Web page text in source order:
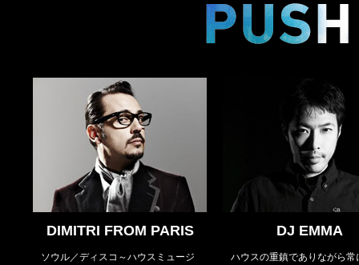
DIMITRI FROM PARIS
ソウル／ディスコ～ハウスミュージ
DJ EMMA
ハウスの重鎮でありながら常